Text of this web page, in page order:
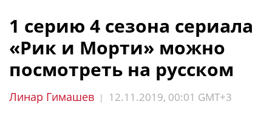
1 серию 4 сезона сериала
«Рик и Морти» можно
посмотреть на русском
Линар Гимашев | 12.11.2019, 00:01 GMT+3